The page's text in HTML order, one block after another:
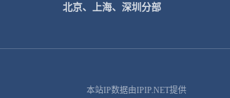
北京、上海、深圳分部
本站IP数据由IPIP.NET提供